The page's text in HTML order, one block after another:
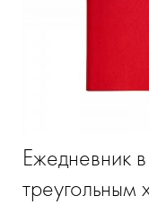
Ежедневник
треугольным